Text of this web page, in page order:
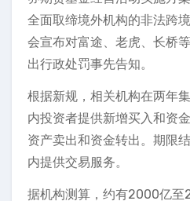
全面取缔境外机构的非法跨
会宣布对富途、老虎、长桥
出行政处罚事先告知。
根据新规，相关机构在两年
内投资者提供新增买入和资
资产卖出和资金转出。期限
内提供交易服务。
据机构测算，约有2000亿至